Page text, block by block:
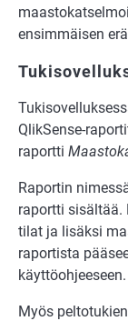
ensimmäisen
QlikSense-
raportti
Raportin
raportti sisältää.
tilat ja lisäksi
raportista
käyttöohjeeseen.
Myös